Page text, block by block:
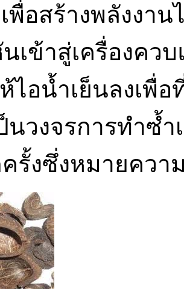
พื่อสร้างพลังงา
เข้าสู่เครื่องคว
ไอน้ำเย็นลงเพื่
นวงจรการทำซ้
รั้งซึ่งหมายควา